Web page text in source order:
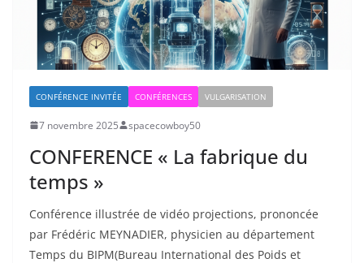
CONFÉRENCE INVITÉE CONFÉRENCES VULGARISATION
7 novembre 2025 spacecowboy50
CONFERENCE « La fabrique du
temps »
Conférence illustrée de vidéo projections, prononcée
par Frédéric MEYNADIER, physicien au département
Temps du BIPM(Bureau International des Poids et